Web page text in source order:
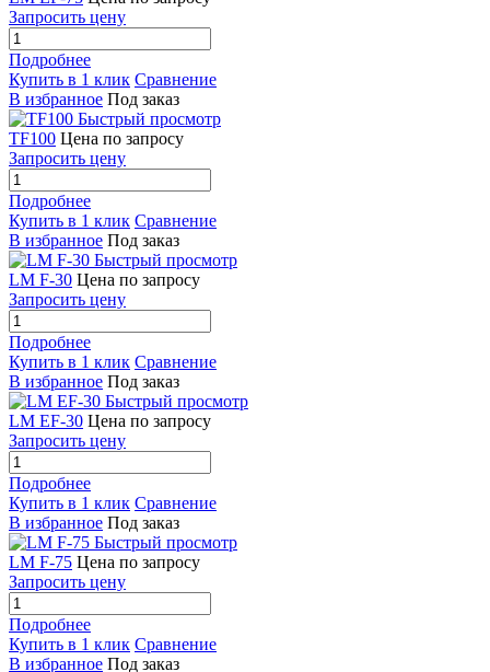
Запросить цену
Подробнее
Купить в 1 клик Сравнение
В избранное Под заказ
Быстрый просмотр
TF100 Цена по запросу
Запросить цену
Подробнее
Купить в 1 клик Сравнение
В избранное Под заказ
Быстрый просмотр
LM F-30 Цена по запросу
Запросить цену
Подробнее
Купить в 1 клик Сравнение
В избранное Под заказ
Быстрый просмотр
LM EF-30 Цена по запросу
Запросить цену
Подробнее
Купить в 1 клик Сравнение
В избранное Под заказ
Быстрый просмотр
LM F-75 Цена по запросу
Запросить цену
Подробнее
Купить в 1 клик Сравнение
В избранное Под заказ